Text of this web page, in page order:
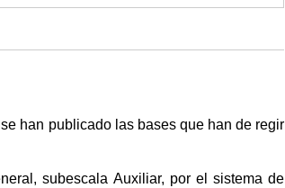
han publicado las bases que han de regir
subescala Auxiliar, por el sistema de